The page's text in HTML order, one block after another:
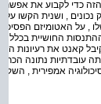
נכונים , ושנית
, על האטומיזם
החושיית בכלל .
קאנט את רעיונות
אמפירית ,